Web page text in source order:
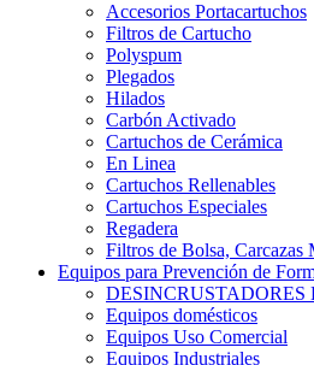
Accesorios Portacartuchos
Filtros de Cartucho
Polyspum
Plegados
Hilados
Carbón Activado
Cartuchos de Cerámica
En Linea
Cartuchos Rellenables
Cartuchos Especiales
Regadera
Filtros de Bolsa,
Equipos para Prevención de
DESINCRUSTADORES
Equipos domésticos
Equipos Uso Comercial
Equipos Industriales